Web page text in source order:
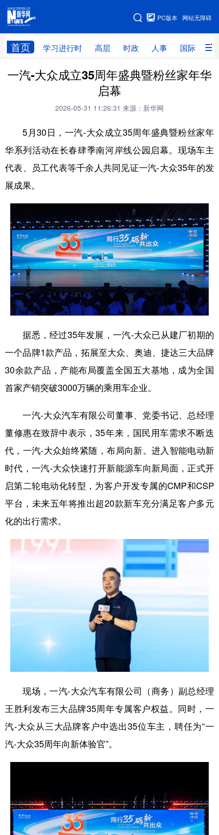
网站无障碍
PC版本
首页 学习进行时 高层 时政 人事 国际 财
网站地图
学习进行时 高层 时政 人事
全球连线
科技 科创 量子 体育
文化 书画 健康 军事
食品 人居 信息化 数字经济
学术中国 乡村振兴 银龄 溯源中国
城市 旅游 能源 会展
彩票 娱乐 时尚 悦读
公益 一带一路 亚太网 上市公司
地方频道
浙江 安徽 福建 江西
广西 海南 重庆
四川 贵州 云南 西藏
陕西 甘肃 青海 宁夏
新疆
日本語
Português
一汽-大众成立35周年盛典暨粉丝家年华
启幕
2026-05-31 11:26:31 来源：新华网
5月30日，一汽-大众成立35周年盛典暨粉丝家年
华系列活动在长春肆季南河岸线公园启幕。现场车主
代表、员工代表等千余人共同见证一汽-大众35年的发
展成果。
据悉，经过35年发展，一汽-大众已从建厂初期的
一个品牌1款产品，拓展至大众、奥迪、捷达三大品牌
30余款产品，产能布局覆盖全国五大基地，成为全国
首家产销突破3000万辆的乘用车企业。
一汽-大众汽车有限公司董事、党委书记、总经理
董修惠在致辞中表示，35年来，国民用车需求不断迭
代，一汽-大众始终紧随，布局向新。进入智能电动新
时代，一汽-大众快速打开新能源车向新局面，正式开
启第二轮电动化转型，为客户开发专属的CMP和CSP
平台，未来五年将推出超20款新车充分满足客户多元
化的出行需求。
现场，一汽-大众汽车有限公司（商务）副总经理
王胜利发布三大品牌35周年专属客户权益。同时，一
汽-大众从三大品牌客户中选出35位车主，聘任为“一
汽-大众35周年向新体验官”。